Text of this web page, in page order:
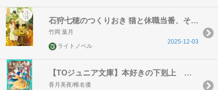
石狩七穂のつくりおき 猫と休職当番、それから
竹岡 葉月
ライトノベル
2025-12-03
【TOジュニア文庫】本好きの下剋上 第三部 領主の養女７
香月美夜/椎名優